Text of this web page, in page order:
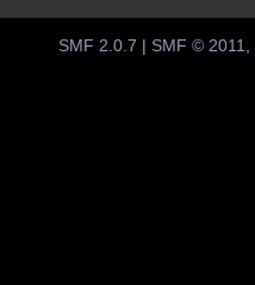
SMF 2.0.7 SMF © 2011,